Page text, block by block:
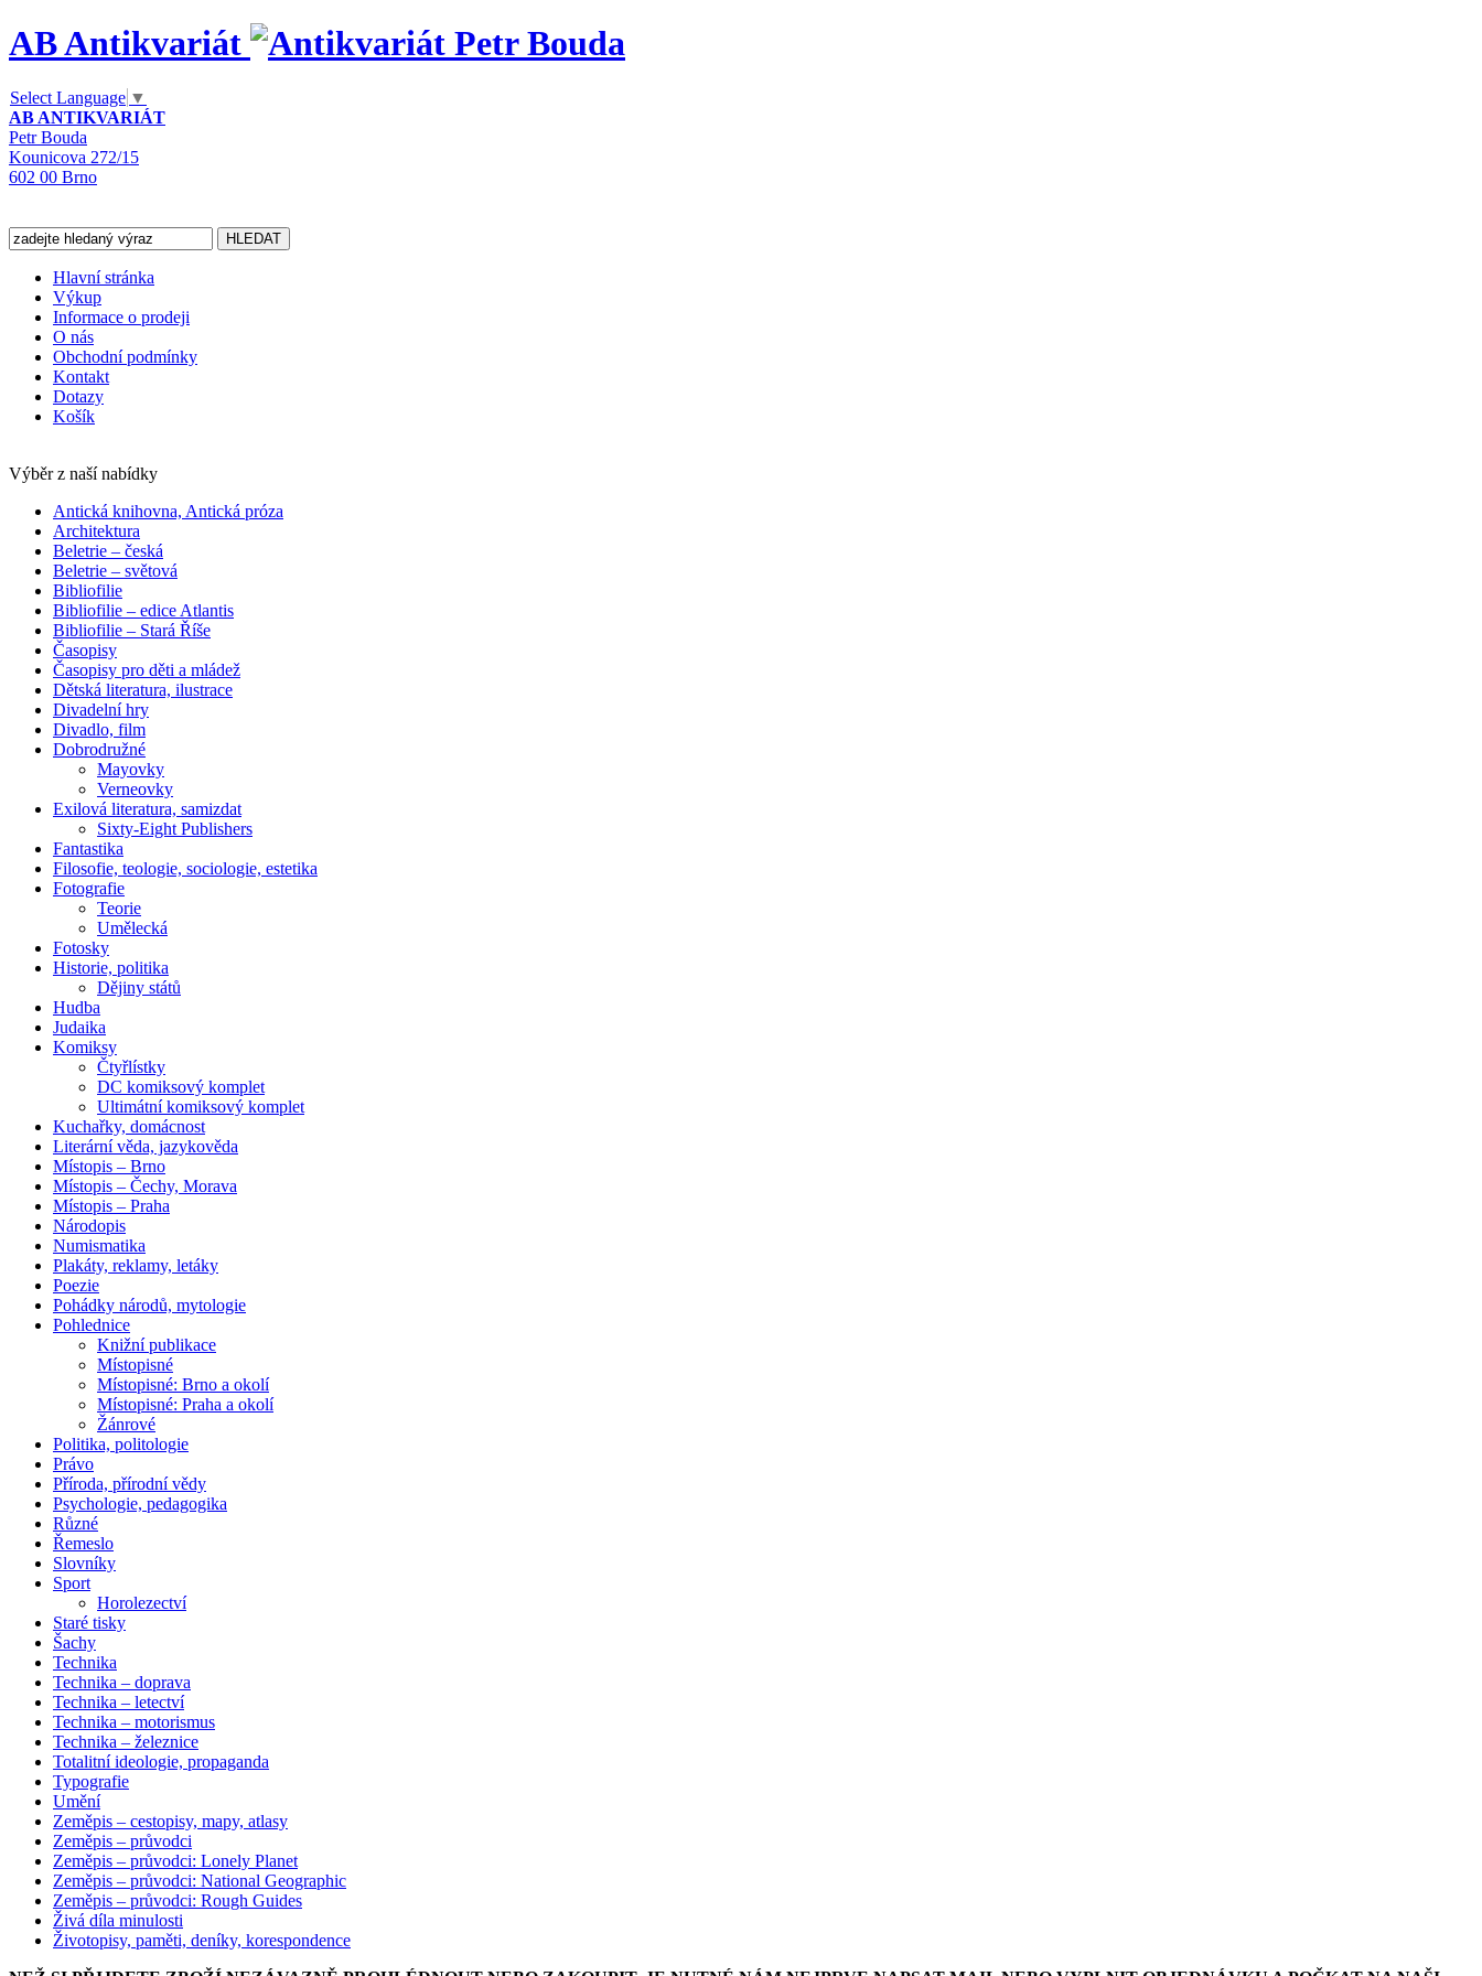
AB Antikvariát
Select Language ▼
AB ANTIKVARIÁT
Petr Bouda
Kounicova 272/15
602 00 Brno
Hlavní stránka
Výkup
Informace o prodeji
O nás
Obchodní podmínky
Kontakt
Dotazy
Košík
Výběr z naší nabídky
Antická knihovna, Antická próza
Architektura
Beletrie – česká
Beletrie – světová
Bibliofilie
Bibliofilie – edice Atlantis
Bibliofilie – Stará Říše
Časopisy
Časopisy pro děti a mládež
Dětská literatura, ilustrace
Divadelní hry
Divadlo, film
Dobrodružné
Mayovky
Verneovky
Exilová literatura, samizdat
Sixty-Eight Publishers
Fantastika
Filosofie, teologie, sociologie, estetika
Fotografie
Teorie
Umělecká
Fotosky
Historie, politika
Dějiny států
Hudba
Judaika
Komiksy
Čtyřlístky
DC komiksový komplet
Ultimátní komiksový komplet
Kuchařky, domácnost
Literární věda, jazykověda
Místopis – Brno
Místopis – Čechy, Morava
Místopis – Praha
Národopis
Numismatika
Plakáty, reklamy, letáky
Poezie
Pohádky národů, mytologie
Pohlednice
Knižní publikace
Místopisné
Místopisné: Brno a okolí
Místopisné: Praha a okolí
Žánrové
Politika, politologie
Právo
Příroda, přírodní vědy
Psychologie, pedagogika
Různé
Řemeslo
Slovníky
Sport
Horolezectví
Staré tisky
Šachy
Technika
Technika – doprava
Technika – letectví
Technika – motorismus
Technika – železnice
Totalitní ideologie, propaganda
Typografie
Umění
Zeměpis – cestopisy, mapy, atlasy
Zeměpis – průvodci
Zeměpis – průvodci: Lonely Planet
Zeměpis – průvodci: National Geographic
Zeměpis – průvodci: Rough Guides
Živá díla minulosti
Životopisy, paměti, deníky, korespondence